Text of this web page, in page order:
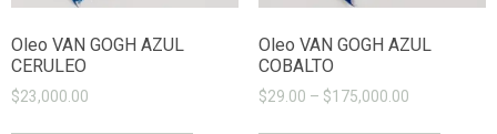
Oleo VAN GOGH AZUL
CERULEO
$23,000.00
Oleo VAN GOGH AZUL
COBALTO
$29.00 – $175,000.00